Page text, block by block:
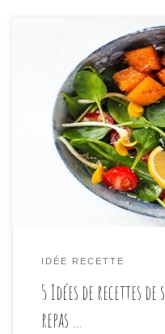
Dans le monde de la
seulement des
d’appoint ennuyeux.
complets, savoureux
une alimentation saine
végétarien, amateur
paléo, les salades […]
IDÉE RECETTE
5 Idées de recettes
repas …